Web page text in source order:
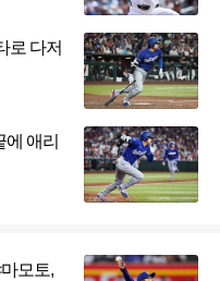
로 다저
애리
모토,